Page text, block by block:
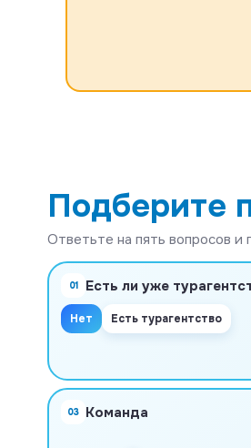
Подберите
Ответьте на пять вопросов
01 Есть ли уже
Нет Есть турагентство
03 Команда